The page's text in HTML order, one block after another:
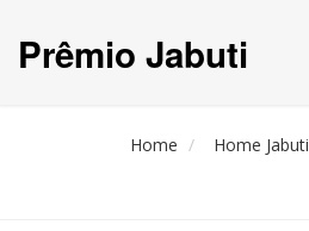
Prêmio Jabuti
Home Home Jabuti